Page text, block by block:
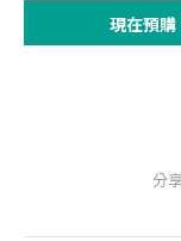
現在預購
分